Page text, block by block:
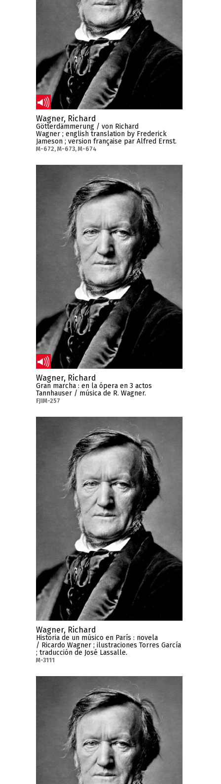
Wagner, Richard
Götterdämmerung / von Richard
Wagner ; english translation by Frederick
Jameson ; version française par Alfred Ernst.
M-672, M-673, M-674
Wagner, Richard
Gran marcha : en la ópera en 3 actos
Tannhauser / música de R. Wagner.
FJIM-257
Wagner, Richard
Historia de un músico en París : novela
/ Ricardo Wagner ; ilustraciones Torres García
; traducción de José Lassalle.
M-3111